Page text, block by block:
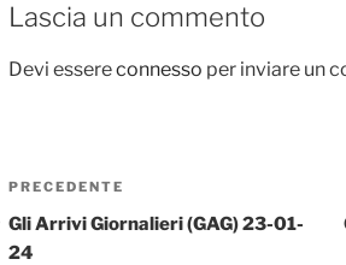
Lascia un commento
Devi essereconnesso per inviare un
Navigazione
articoli
Articolo
precedente:
PRECEDENTE
Gli Arrivi Giornalieri (GAG) 23-01-
24